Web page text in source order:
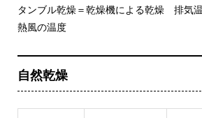
タンブル乾燥＝乾燥機による乾燥 排気
熱風の温度
自然乾燥